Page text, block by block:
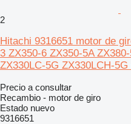
2
Hitachi 9316651 motor de
3 ZX350-6 ZX350-5A
ZX330LC-5G ZX330LCH-
Precio a consultar
Recambio - motor de giro
Estado nuevo
9316651